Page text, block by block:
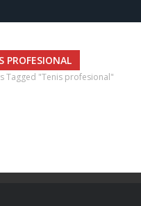
PROFESIONAL
Tagged "Tenis profesional"